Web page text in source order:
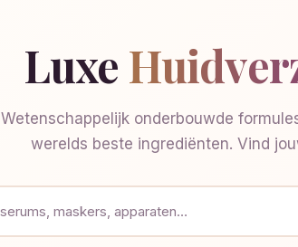
Luxe
Wetenschappelijk onderbouwde
werelds beste ingrediënten. Vind